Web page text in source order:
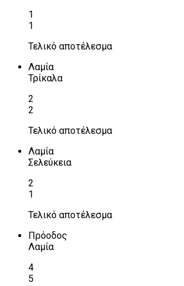
1
1
Τελικό αποτέλεσμα
Λαμία
Τρίκαλα
2
2
Τελικό αποτέλεσμα
Λαμία
Σελεύκεια
2
1
Τελικό αποτέλεσμα
Πρόοδος
Λαμία
4
5